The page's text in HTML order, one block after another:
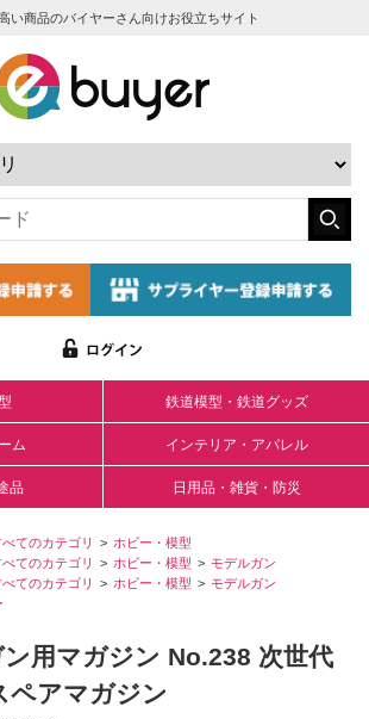
い商品のバイヤーさん向けお役立ちサイト
鉄道模型・鉄道グッズ
ム インテリア・アパレル
品 日用品・雑貨・防災
てのカテゴリ
ホビー・模型
てのカテゴリ ホビー・模型
モデルガン
てのカテゴリ ホビー・模型
モデルガン
用マガジン No.238 次世代
ペアマガジン